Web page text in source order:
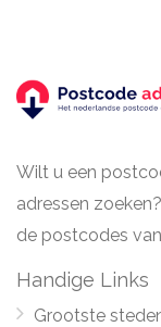
Wilt u een
adressen
de postcodes
Handige Links
Grootste